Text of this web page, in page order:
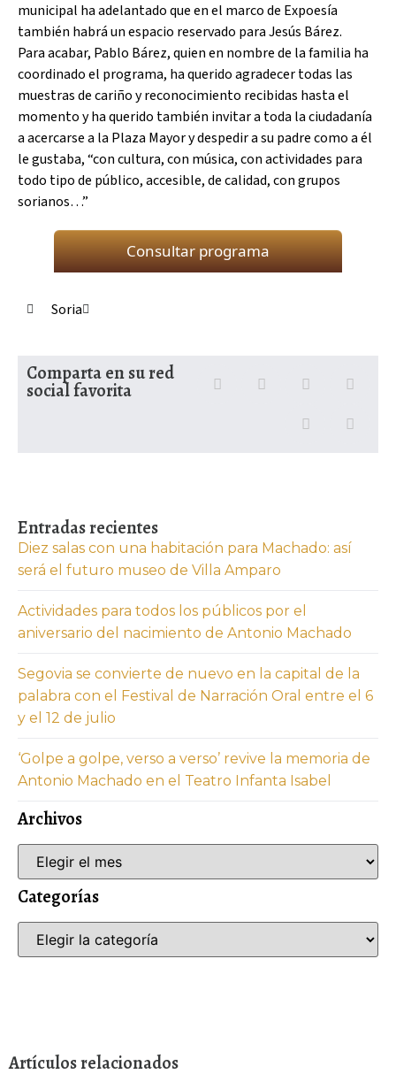
municipal ha adelantado que en el marco de Expoesía
también habrá un espacio reservado para Jesús Bárez.
Para acabar, Pablo Bárez, quien en nombre de la familia ha
coordinado el programa, ha querido agradecer todas las
muestras de cariño y reconocimiento recibidas hasta el
momento y ha querido también invitar a toda la ciudadanía
a acercarse a la Plaza Mayor y despedir a su padre como a él
le gustaba, “con cultura, con música, con actividades para
todo tipo de público, accesible, de calidad, con grupos
sorianos…”
Consultar programa
Soria
Comparta en su red
social favorita
Entradas recientes
Diez salas con una habitación para Machado: así
será el futuro museo de Villa Amparo
Actividades para todos los públicos por el
aniversario del nacimiento de Antonio Machado
Segovia se convierte de nuevo en la capital de la
palabra con el Festival de Narración Oral entre el 6
y el 12 de julio
‘Golpe a golpe, verso a verso’ revive la memoria de
Antonio Machado en el Teatro Infanta Isabel
Archivos
Categorías
Artículos relacionados